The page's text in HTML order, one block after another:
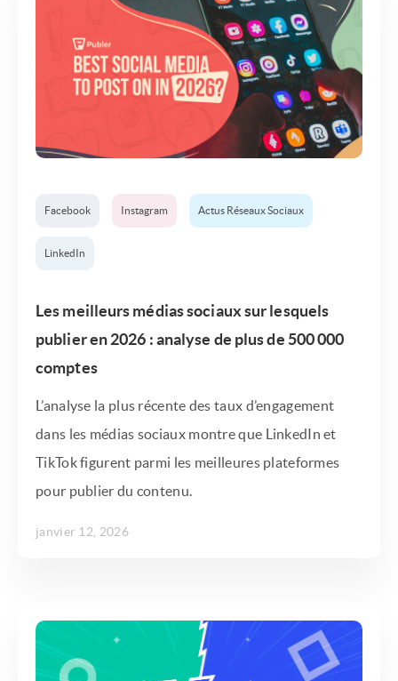
Facebook Instagram Actus Réseaux Sociaux
LinkedIn
Les meilleurs médias sociaux sur lesquels
publier en 2026 : analyse de plus de 500 000
comptes
L’analyse la plus récente des taux d’engagement
dans les médias sociaux montre que LinkedIn et
TikTok figurent parmi les meilleures plateformes
pour publier du contenu.
janvier 12, 2026